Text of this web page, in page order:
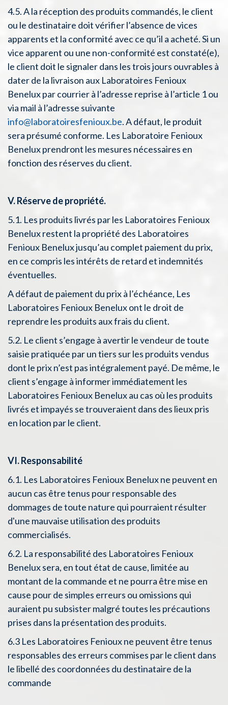
4.5. A la réception des produits commandés, le client
ou le destinataire doit vérifier l’absence de vices
apparents et la conformité avec ce qu’il a acheté. Si un
vice apparent ou une non-conformité est constaté(e),
le client doit le signaler dans les trois jours ouvrables à
dater de la livraison aux Laboratoires Fenioux
Benelux par courrier à l’adresse reprise à l’article 1 ou
via mail à l’adresse suivante
info@laboratoiresfenioux.be. A défaut, le produit
sera présumé conforme. Les Laboratoire Fenioux
Benelux prendront les mesures nécessaires en
fonction des réserves du client.
V. Réserve de propriété.
5.1. Les produits livrés par les Laboratoires Fenioux
Benelux restent la propriété des Laboratoires
Fenioux Benelux jusqu’au complet paiement du prix,
en ce compris les intérêts de retard et indemnités
éventuelles.
A défaut de paiement du prix à l’échéance, Les
Laboratoires Fenioux Benelux ont le droit de
reprendre les produits aux frais du client.
5.2. Le client s’engage à avertir le vendeur de toute
saisie pratiquée par un tiers sur les produits vendus
dont le prix n’est pas intégralement payé. De même, le
client s’engage à informer immédiatement les
Laboratoires Fenioux Benelux au cas où les produits
livrés et impayés se trouveraient dans des lieux pris
en location par le client.
VI. Responsabilité
6.1. Les Laboratoires Fenioux Benelux ne peuvent en
aucun cas être tenus pour responsable des
dommages de toute nature qui pourraient résulter
d'une mauvaise utilisation des produits
commercialisés.
6.2. La responsabilité des Laboratoires Fenioux
Benelux sera, en tout état de cause, limitée au
montant de la commande et ne pourra être mise en
cause pour de simples erreurs ou omissions qui
auraient pu subsister malgré toutes les précautions
prises dans la présentation des produits.
6.3 Les Laboratoires Fenioux ne peuvent être tenus
responsables des erreurs commises par le client dans
le libellé des coordonnées du destinataire de la
commande